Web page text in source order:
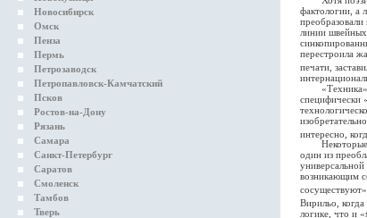
Новосибирск
Омск
Пенза
Пермь
Петрозаводск
Петропавловск-Камчатский
Псков
Ростов-на-Дону
Рязань
Самара
Санкт-Петербург
Саратов
Смоленск
Тамбов
Тверь
фактологии, а
линии
перестроила
печати,
«Техника»
специфически
интересно,
Некоторые
один из
возникающим
сосуществуют»
Вирильо,
логике, что и